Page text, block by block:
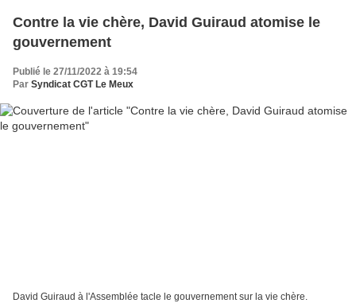
Contre la vie chère, David Guiraud atomise le
gouvernement
Publié le 27/11/2022 à 19:54
Par Syndicat CGT Le Meux
David Guiraud à l'Assemblée tacle le gouvernement sur la vie chère.